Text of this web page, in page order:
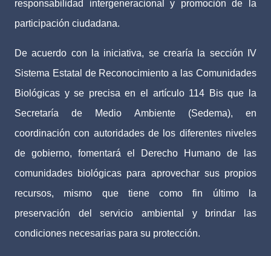
responsabilidad intergeneracional y promoción de la
participación ciudadana.
De acuerdo con la iniciativa, se crearía la sección IV
Sistema Estatal de Reconocimiento a las Comunidades
Biológicas y se precisa en el artículo 114 Bis que la
Secretaría de Medio Ambiente (Sedema), en
coordinación con autoridades de los diferentes niveles
de gobierno, fomentará el Derecho Humano de las
comunidades biológicas para aprovechar sus propios
recursos, mismo que tiene como fin último la
preservación del servicio ambiental y brindar las
condiciones necesarias para su protección.